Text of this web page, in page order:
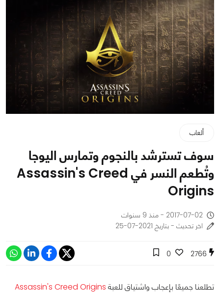
ألعاب
سوف تسترشد بالنجوم وتمارس اليوجا
وتُطعم النسر في Assassin's Creed
Origins
2017-07-02 - منذ 9 سنوات
اخر تحديث - بتاريخ 2021-07-25
2766
0
تطلعنا جميعًا بإعجاب واشتياق للعبة Assassin's Creed Origins